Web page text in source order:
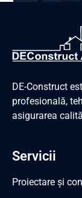
DE-Construct
profesională,
asigurarea
Servicii
Proiectare și